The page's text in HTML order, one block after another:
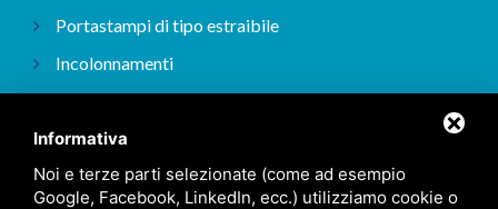
Portastampi di tipo estraibile
Incolonnamenti
Home
Informativa
Noi e terze parti selezionate (come ad esempio
Google, Facebook, LinkedIn, ecc.) utilizziamo cookie o